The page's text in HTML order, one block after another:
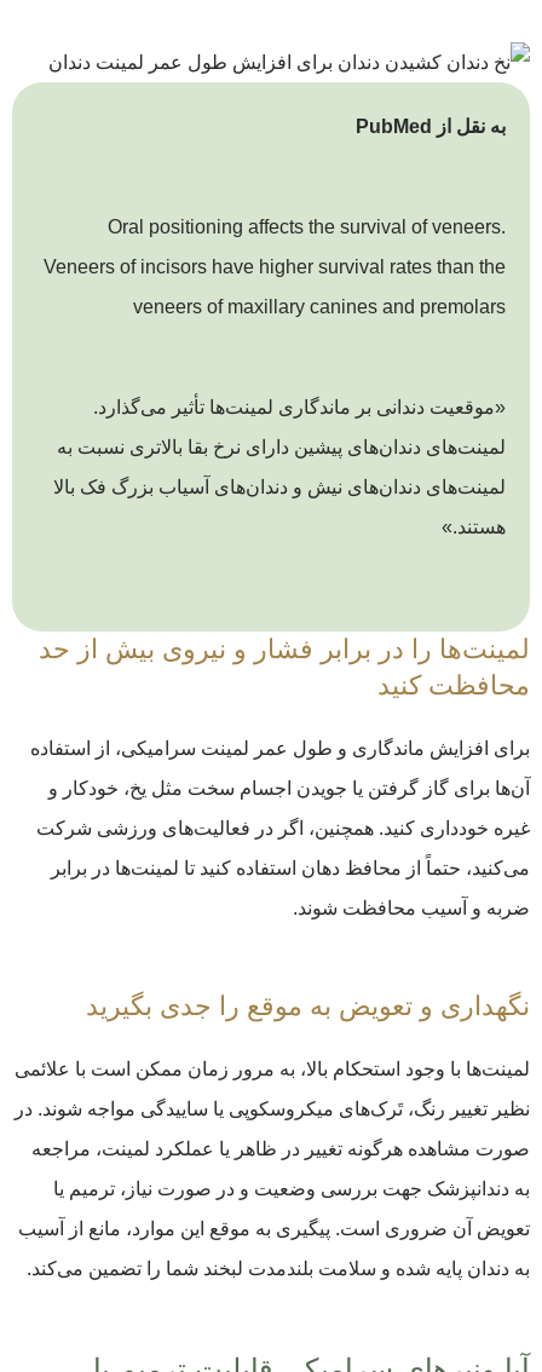
به نقل از PubMed
Oral positioning affects the survival of veneers.
Veneers of incisors have higher survival rates than the
veneers of maxillary canines and premolars
«موقعیت دندانی بر ماندگاری لمینت‌ها تأثیر می‌گذارد.
لمینت‌های دندان‌های پیشین دارای نرخ بقا بالاتری نسبت به
لمینت‌های دندان‌های نیش و دندان‌های آسیاب بزرگ فک بالا
هستند.»
لمینت‌ها را در برابر فشار و نیروی بیش از حد
محافظت کنید
برای افزایش ماندگاری و طول عمر لمینت‌ سرامیکی، از استفاده
آن‌ها برای گاز گرفتن یا جویدن اجسام سخت مثل یخ، خودکار و
غیره خودداری کنید. همچنین، اگر در فعالیت‌های ورزشی شرکت
می‌کنید، حتماً از محافظ دهان استفاده کنید تا لمینت‌ها در برابر
ضربه و آسیب محافظت شوند.
نگهداری و تعویض به موقع را جدی بگیرید
لمینت‌ها با وجود استحکام بالا، به مرور زمان ممکن است با علائمی
نظیر تغییر رنگ، تَرک‌های میکروسکوپی یا ساییدگی مواجه شوند. در
صورت مشاهده هرگونه تغییر در ظاهر یا عملکرد لمینت، مراجعه
به دندانپزشک جهت بررسی وضعیت و در صورت نیاز، ترمیم یا
تعویض آن ضروری است. پیگیری به موقع این موارد، مانع از آسیب
به دندان پایه شده و سلامت بلندمدت لبخند شما را تضمین می‌کند.